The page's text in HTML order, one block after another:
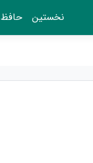
نخستین حافظ